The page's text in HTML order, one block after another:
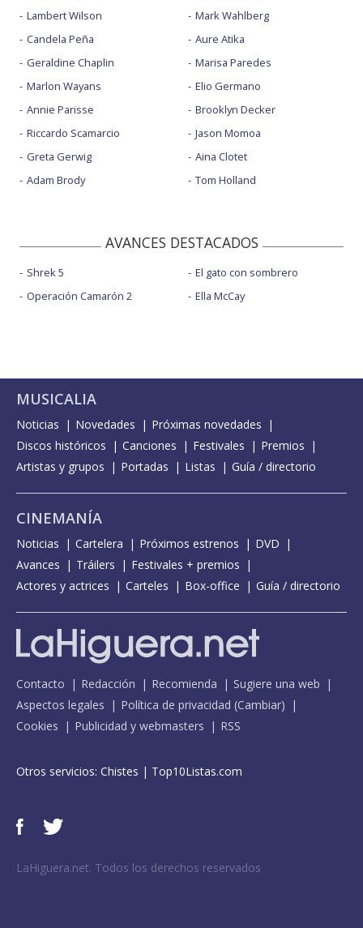
Lambert Wilson
Candela Peña
Geraldine Chaplin
Marlon Wayans
Annie Parisse
Riccardo Scamarcio
Greta Gerwig
Adam Brody
Mark Wahlberg
Aure Atika
Marisa Paredes
Elio Germano
Brooklyn Decker
Jason Momoa
Aina Clotet
Tom Holland
AVANCES DESTACADOS
Shrek 5
Operación Camarón 2
El gato con sombrero
Ella McCay
MUSICALIA
Noticias Novedades
Próximas novedades
Discos históricos
Canciones Festivales
Premios
Artistas y grupos
Portadas Listas Guía / directorio
CINEMANÍA
Noticias Cartelera Próximos estrenos
DVD
Avances
Tráilers
Festivales + premios
Actores y actrices
Carteles Box-office Guía / directorio
Contacto Redacción Recomienda
Sugiere una web
Aspectos legales
Política de privacidad (Cambiar)
Cookies
Publicidad y webmasters RSS
Otros servicios: Chistes | Top10Listas.com
LaHiguera.net. Todos los derechos reservados